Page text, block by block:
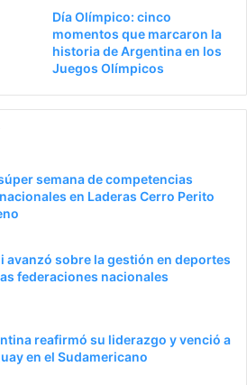
Día Olímpico: cinco
momentos que marcaron la
historia de Argentina en los
Juegos Olímpicos
semana de competencias
en Laderas Cerro Perito
avanzó sobre la gestión en deportes
federaciones nacionales
reafirmó su liderazgo y venció a
en el Sudamericano